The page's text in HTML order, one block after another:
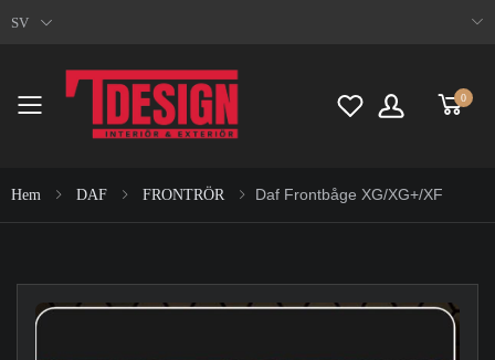
SV
Toggle mobile menu
0
Hem DAF FRONTRÖR Daf Frontbåge XG/XG+/XF